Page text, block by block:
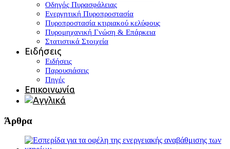
Οδηγός Πυρασφάλειας
Ενεργητική Πυροπροστασία
Πυροπροστασία κτιριακού κελύφους
Πυρομηχανική Γνώση & Επάρκεια
Στατιστικά Στοιχεία
Ειδήσεις
Ειδήσεις
Παρουσιάσεις
Πηγές
Επικοινωνία
Άρθρα